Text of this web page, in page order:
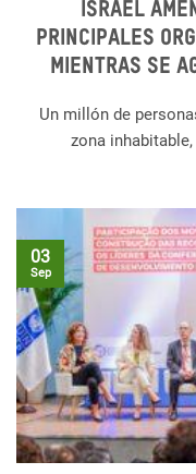
Israel
principales
mientras se
Un millón de
zona inhabitable,
03
Sep